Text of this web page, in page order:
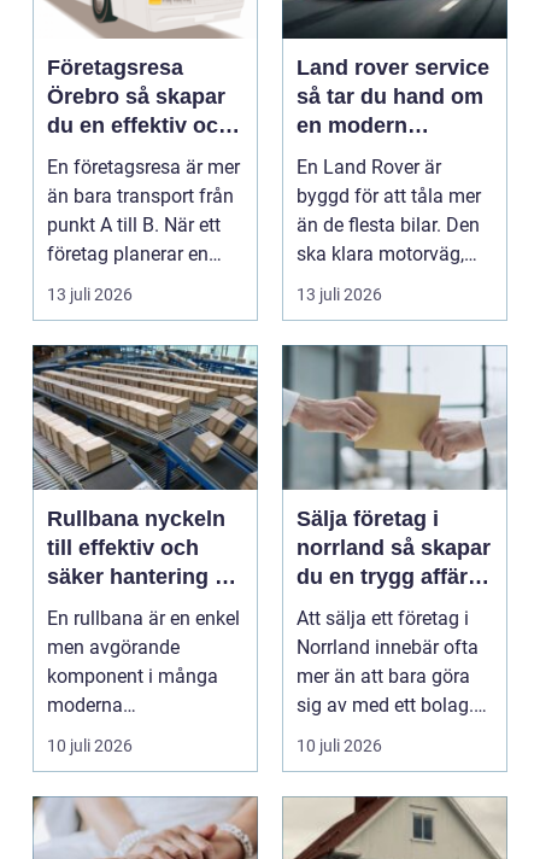
Företagsresa
Örebro så skapar
du en effektiv och
minnesvärd resa
En företagsresa är mer
än bara transport från
punkt A till B. När ett
företag planerar en
resa för m...
13 juli 2026
Land rover service
så tar du hand om
en modern
klassiker
En Land Rover är
byggd för att tåla mer
än de flesta bilar. Den
ska klara motorväg,
stadstrafik, gru...
13 juli 2026
Rullbana nyckeln
till effektiv och
säker hantering av
gods
En rullbana är en enkel
men avgörande
komponent i många
moderna
verksamheter. Den
används för att fl...
10 juli 2026
Sälja företag i
norrland så skapar
du en trygg affär
från start till mål
Att sälja ett företag i
Norrland innebär ofta
mer än att bara göra
sig av med ett bolag.
För många ä...
10 juli 2026